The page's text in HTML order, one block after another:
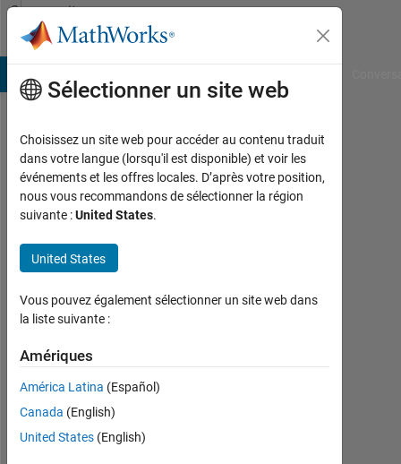
Passer au contenu
Community
Profile
Dhinesh
Kumar
Actif
2020
0
Following:
0
Follow
Sélectionner un site web
Choisissez un site web pour accéder au contenu traduit
dans votre langue (lorsqu'il est disponible) et voir les
événements et les offres locales. D’après votre position,
nous vous recommandons de sélectionner la région
suivante :United States.
United States
Vous pouvez également sélectionner un site web dans
la liste suivante :
Amériques
América Latina (Español)
Canada (English)
United States (English)